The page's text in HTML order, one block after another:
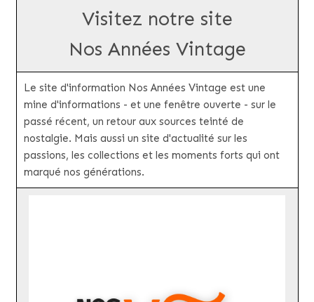
Visitez notre site
Nos Années Vintage
Le site d'information Nos Années Vintage est une
mine d'informations - et une fenêtre ouverte - sur le
passé récent, un retour aux sources teinté de
nostalgie. Mais aussi un site d'actualité sur les
passions, les collections et les moments forts qui ont
marqué nos générations.